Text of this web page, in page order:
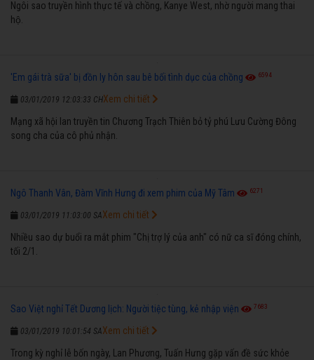
Ngôi sao truyền hình thực tế và chồng, Kanye West, nhờ người mang thai
hộ.
'Em gái trà sữa' bị đồn ly hôn sau bê bối tình dục của chồng 6594
03/01/2019 12:03:33 CH
Mạng xã hội lan truyền tin Chương Trạch Thiên bỏ tỷ phú Lưu Cường Đông
song cha của cô phủ nhận.
Xem chi tiết
Ngô Thanh Vân, Đàm Vĩnh Hưng đi xem phim của Mỹ Tâm 6271
03/01/2019 11:03:00 SA
Nhiều sao dự buổi ra mắt phim "Chị trợ lý của anh" có nữ ca sĩ đóng chính,
tối 2/1.
Xem chi tiết
Sao Việt nghỉ Tết Dương lịch: Người tiệc tùng, kẻ nhập viện 7683
03/01/2019 10:01:54 SA
Trong kỳ nghỉ lễ bốn ngày, Lan Phương, Tuấn Hưng gặp vấn đề sức khỏe
Xem chi tiết